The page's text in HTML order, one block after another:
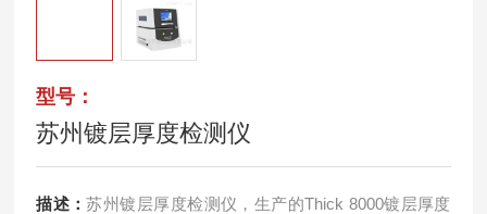
型号：
苏州镀层厚度检测仪
描述：苏州镀层厚度检测仪，生产的Thick 8000镀层厚度